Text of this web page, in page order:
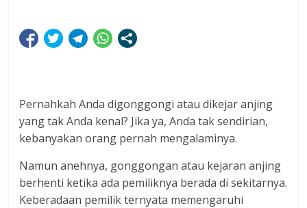
Pernahkah Anda digonggongi atau dikejar anjing
yang tak Anda kenal? Jika ya, Anda tak sendirian,
kebanyakan orang pernah mengalaminya.
Namun anehnya, gonggongan atau kejaran anjing
berhenti ketika ada pemiliknya berada di sekitarnya.
Keberadaan pemilik ternyata memengaruhi